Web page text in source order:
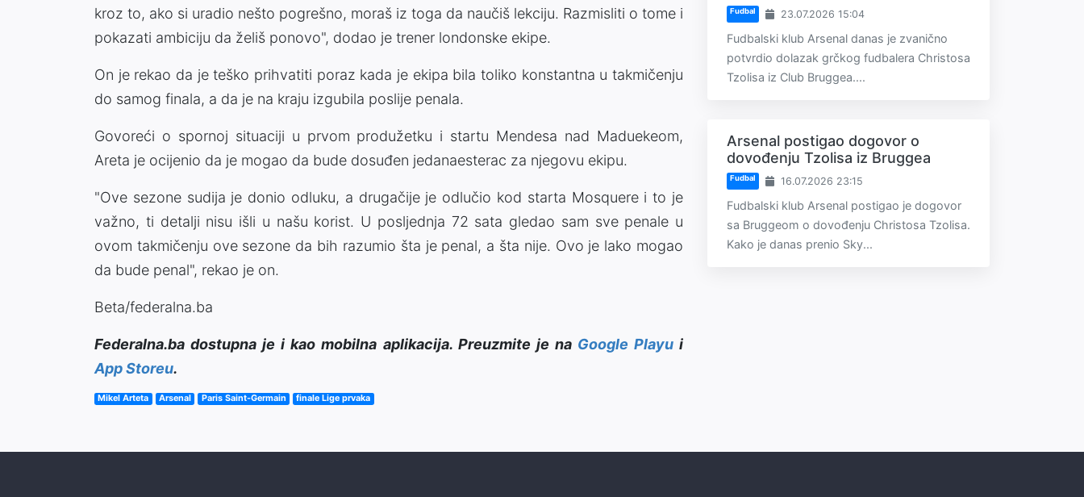
kroz to, ako si uradio nešto pogrešno, moraš iz toga da naučiš lekciju. Razmisliti o tome i
pokazati ambiciju da želiš ponovo", dodao je trener londonske ekipe.
On je rekao da je teško prihvatiti poraz kada je ekipa bila toliko konstantna u takmičenju
do samog finala, a da je na kraju izgubila poslije penala.
Govoreći o spornoj situaciji u prvom produžetku i startu Mendesa nad Maduekeom,
Areta je ocijenio da je mogao da bude dosuđen jedanaesterac za njegovu ekipu.
"Ove sezone sudija je donio odluku, a drugačije je odlučio kod starta Mosquere i to je
važno, ti detalji nisu išli u našu korist. U posljednja 72 sata gledao sam sve penale u
ovom takmičenju ove sezone da bih razumio šta je penal, a šta nije. Ovo je lako mogao
da bude penal", rekao je on.
Beta/federalna.ba
Federalna.ba dostupna je i kao mobilna aplikacija. Preuzmite je na Google Playui
App Storeu.
Mikel Arteta Arsenal Paris Saint-Germain finale Lige prvaka
Fudbal 23.07.2026 15:04
Fudbalski klub Arsenal danas je zvanično
potvrdio dolazak grčkog fudbalera Christosa
Tzolisa iz Club Bruggea....
Arsenal postigao dogovor o
dovođenju Tzolisa iz Bruggea
Fudbal 16.07.2026 23:15
Fudbalski klub Arsenal postigao je dogovor
sa Bruggeom o dovođenju Christosa Tzolisa.
Kako je danas prenio Sky...